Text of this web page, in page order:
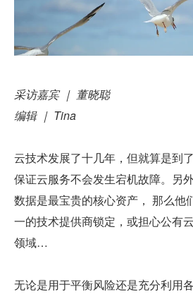
采访嘉宾 ｜ 董晓聪
编辑 ｜ Tina
云技术发展了十几年，但就算是到
保证云服务不会发生宕机故障。另
数据是最宝贵的核心资产， 那么他
一的技术提供商锁定，或担心公有
领域…
无论是用于平衡风险还是充分利用